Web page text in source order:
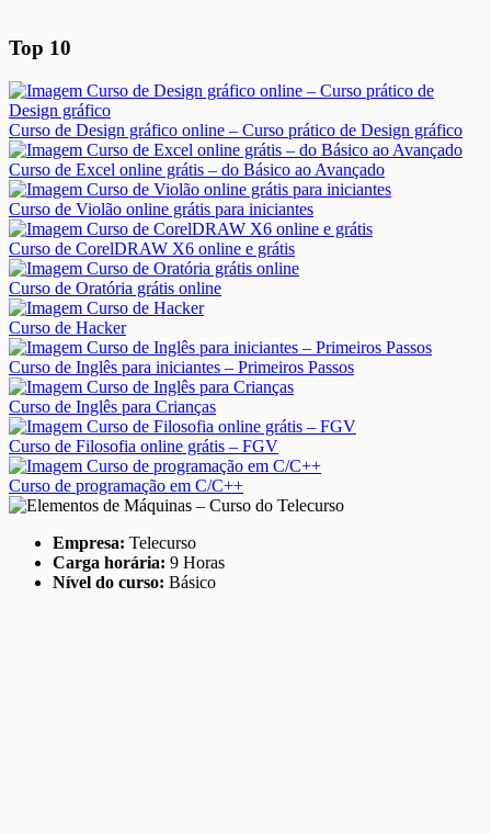
Top 10
Curso de Design gráfico online – Curso prático de Design gráfico
Curso de Excel online grátis – do Básico ao Avançado
Curso de Violão online grátis para iniciantes
Curso de CorelDRAW X6 online e grátis
Curso de Oratória grátis online
Curso de Hacker
Curso de Inglês para iniciantes – Primeiros Passos
Curso de Inglês para Crianças
Curso de Filosofia online grátis – FGV
Curso de programação em C/C++
Empresa: Telecurso
Carga horária: 9 Horas
Nível do curso: Básico